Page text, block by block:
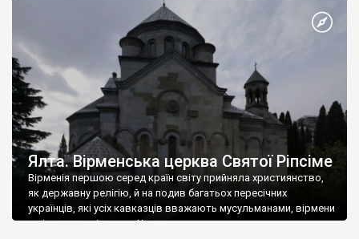
Херсонесі Володимир-язичник, став Василем-християнином.
А потім було Хрещення Русі. На честь Херсонесу Таврійського
Ялта. Вірменська церква Святої Ріпсіме
Вірменія першою серед країн світу прийняла християнство,
як державну релігію, й на подив багатьох пересічних
українців, які усіх кавказців вважають мусульманами, вірмени
є відданими вірянами Христа